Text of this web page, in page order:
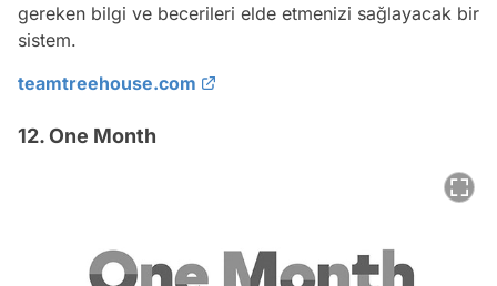
gereken bilgi ve becerileri elde etmenizi sağlayacak bir
sistem.
teamtreehouse.com
12. One Month